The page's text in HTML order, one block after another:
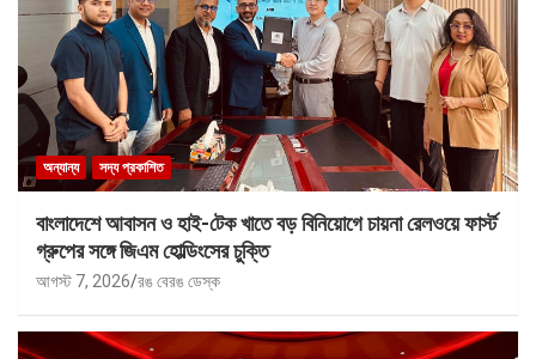
অন্যান্য সদ্য প্রকাশিত
বাংলাদেশে আবাসন ও হাই-টেক খাতে বড় বিনিয়োগে চায়না রেলওয়ে ফার্স্ট
গ্রুপের সঙ্গে জিএম হোল্ডিংসের চুক্তি
আগস্ট 7, 2026 রঙ বেরঙ ডেস্ক